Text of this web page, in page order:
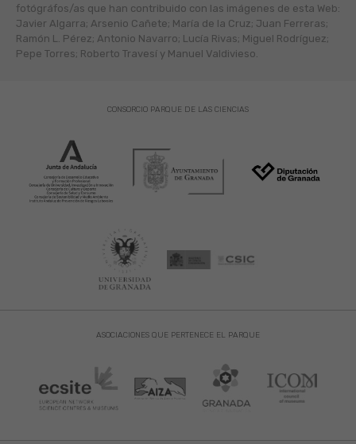
fotógráfos/as que han contribuido con las imágenes de esta Web:
Javier Algarra; Arsenio Cañete; María de la Cruz; Juan Ferreras;
Ramón L. Pérez; Antonio Navarro; Lucía Rivas; Miguel Rodríguez;
Pepe Torres; Roberto Travesí y Manuel Valdivieso.
ASOCIACIONES QUE PERTENECE EL PARQUE
CONSORCIO PARQUE DE LAS CIENCIAS